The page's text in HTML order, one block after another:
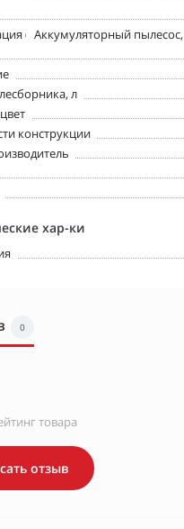
(воз-ны изменения в
Аккумуляторный
л
конструкции
хар-ки
0
товара
отзыв